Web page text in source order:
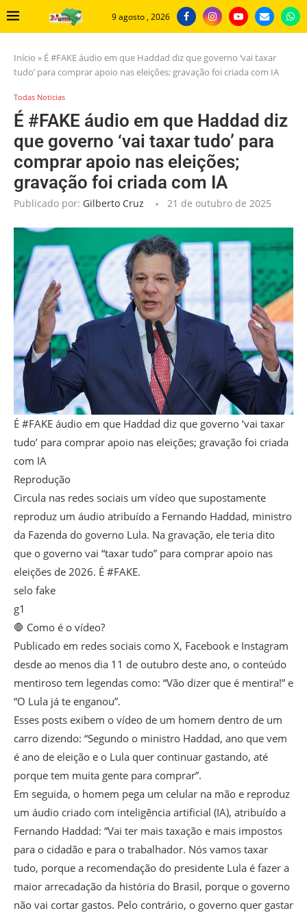
9 agosto , 2026
Início » É #FAKE áudio em que Haddad diz que governo ‘vai taxar
tudo’ para comprar apoio nas eleições; gravação foi criada com IA
Todas Noticias
É #FAKE áudio em que Haddad diz
que governo ‘vai taxar tudo’ para
comprar apoio nas eleições;
gravação foi criada com IA
Publicado por: Gilberto Cruz 21 de outubro de 2025
É #FAKE áudio em que Haddad diz que governo ‘vai taxar
tudo’ para comprar apoio nas eleições; gravação foi criada
com IA
Reprodução
Circula nas redes sociais um vídeo que supostamente
reproduz um áudio atribuído a Fernando Haddad, ministro
da Fazenda do governo Lula. Na gravação, ele teria dito
que o governo vai “taxar tudo” para comprar apoio nas
eleições de 2026. É #FAKE.
selo fake
g1
🛑 Como é o vídeo?
Publicado em redes sociais como X, Facebook e Instagram
desde ao menos dia 11 de outubro deste ano, o conteúdo
mentiroso tem legendas como: “Vão dizer que é mentira!” e
“O Lula já te enganou”.
Esses posts exibem o vídeo de um homem dentro de um
carro dizendo: “Segundo o ministro Haddad, ano que vem
é ano de eleição e o Lula quer continuar gastando, até
porque tem muita gente para comprar”.
Em seguida, o homem pega um celular na mão e reproduz
um áudio criado com inteligência artificial (IA), atribuído a
Fernando Haddad: “Vai ter mais taxação e mais impostos
para o cidadão e para o trabalhador. Nós vamos taxar
tudo, porque a recomendação do presidente Lula é fazer a
maior arrecadação da história do Brasil, porque o governo
não vai cortar gastos. Pelo contrário, o governo quer gastar